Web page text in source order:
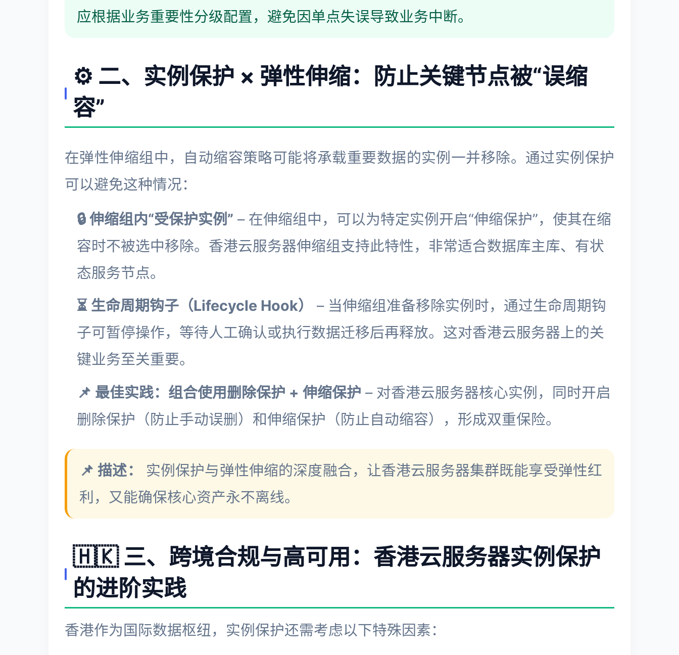
应根据业务重要性分级配置，避免因单点失误导致业务中断。
⚙️ 二、实例保护 × 弹性伸缩：防止关键节点被“误缩
容”
在弹性伸缩组中，自动缩容策略可能将承载重要数据的实例一并移除。通过实例保护
可以避免这种情况：
🔒 伸缩组内“受保护实例” – 在伸缩组中，可以为特定实例开启“伸缩保护”，使其在缩
容时不被选中移除。香港云服务器伸缩组支持此特性，非常适合数据库主库、有状
态服务节点。
⏳ 生命周期钩子（Lifecycle Hook）
– 当伸缩组准备移除实例时，通过生命周期钩
子可暂停操作，等待人工确认或执行数据迁移后再释放。这对香港云服务器上的关
键业务至关重要。
📌 最佳实践：组合使用删除保护 + 伸缩保护 – 对香港云服务器核心实例，同时开启
删除保护（防止手动误删）和伸缩保护（防止自动缩容），形成双重保险。
📌 描述：
实例保护与弹性伸缩的深度融合，让香港云服务器集群既能享受弹性红
利，又能确保核心资产永不离线。
🇭🇰 三、跨境合规与高可用：香港云服务器实例保护
的进阶实践
香港作为国际数据枢纽，实例保护还需考虑以下特殊因素：